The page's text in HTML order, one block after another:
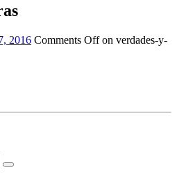
2016 Comments Offon verdades-y-